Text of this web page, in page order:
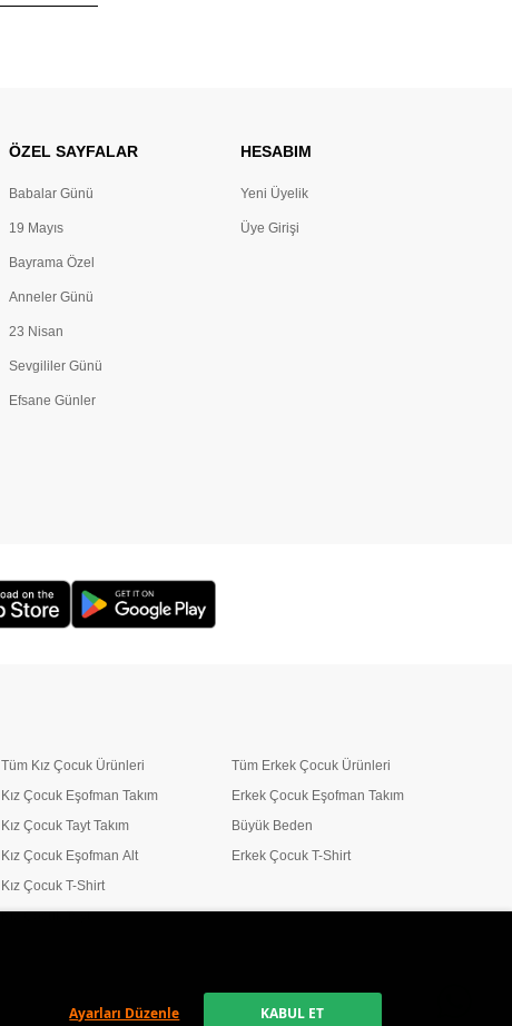
Ayarları Düzenle KABUL ET
ÖZEL SAYFALAR
Babalar Günü
19 Mayıs
Bayrama Özel
Anneler Günü
23 Nisan
Sevgililer Günü
Efsane Günler
HESABIM
Yeni Üyelik
Üye Girişi
Tüm Kız Çocuk Ürünleri
Kız Çocuk Eşofman Takım
Kız Çocuk Tayt Takım
Kız Çocuk Eşofman Alt
Kız Çocuk T-Shirt
Kız Çocuk Tayt
Tüm Erkek Çocuk Ürünleri
Erkek Çocuk Eşofman Takım
Büyük Beden
Erkek Çocuk T-Shirt